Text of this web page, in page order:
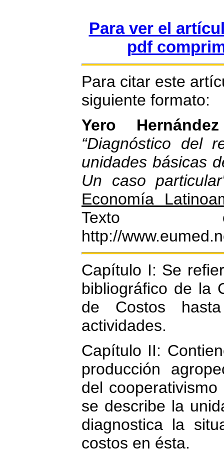
Para ver el
pdf
Para citar este
siguiente formato:
Yero
“Diagnóstico del
unidades básicas
Un caso
Economía
Texto
http://
Capítulo I: Se
bibliográfico de la
de Costos
actividades.
Capítulo II:
producción
del
se describe la
diagnostica la
costos en ésta.